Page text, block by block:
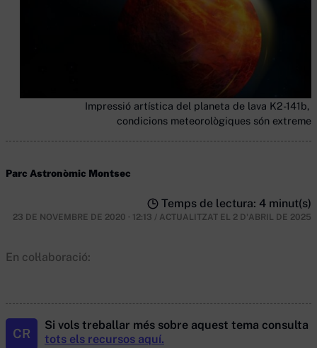
Impressió artística del planeta de lava K2-141b,
condicions meteorològiques són
Parc Astronòmic Montsec
Temps de lectura: 4 minut(s)
23 DE NOVEMBRE DE 2020 · 12:13 / ACTUALITZAT EL 2 D'ABRIL DE 2025
En col·laboració:
CR
Si vols treballar més sobre aquest tema consulta
tots els recursos aquí.